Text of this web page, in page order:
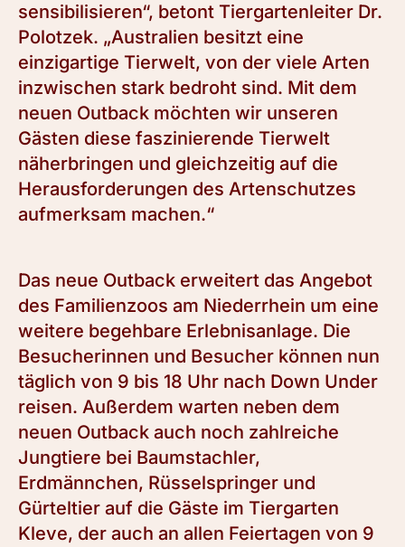
sensibilisieren“, betont Tiergartenleiter Dr.
Polotzek. „Australien besitzt eine
einzigartige Tierwelt, von der viele Arten
inzwischen stark bedroht sind. Mit dem
neuen Outback möchten wir unseren
Gästen diese faszinierende Tierwelt
näherbringen und gleichzeitig auf die
Herausforderungen des Artenschutzes
aufmerksam machen.“
Das neue Outback erweitert das Angebot
des Familienzoos am Niederrhein um eine
weitere begehbare Erlebnisanlage. Die
Besucherinnen und Besucher können nun
täglich von 9 bis 18 Uhr nach Down Under
reisen. Außerdem warten neben dem
neuen Outback auch noch zahlreiche
Jungtiere bei Baumstachler,
Erdmännchen, Rüsselspringer und
Gürteltier auf die Gäste im Tiergarten
Kleve, der auch an allen Feiertagen von 9